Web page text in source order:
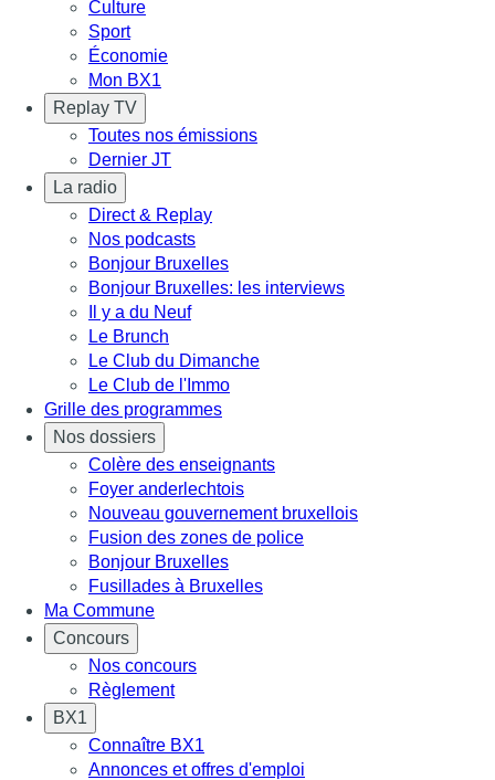
Culture
Sport
Économie
Mon BX1
Replay TV
Toutes nos émissions
Dernier JT
La radio
Direct & Replay
Nos podcasts
Bonjour Bruxelles
Bonjour Bruxelles: les interviews
Il y a du Neuf
Le Brunch
Le Club du Dimanche
Le Club de l'Immo
Grille des programmes
Nos dossiers
Colère des enseignants
Foyer anderlechtois
Nouveau gouvernement bruxellois
Fusion des zones de police
Bonjour Bruxelles
Fusillades à Bruxelles
Ma Commune
Concours
Nos concours
Règlement
BX1
Connaître BX1
Annonces et offres d'emploi